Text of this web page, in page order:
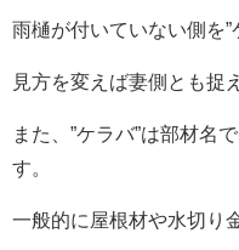
雨樋が付いていない側を”
見方を変えば妻側とも捉
また、”ケラバ”は部材名
す。
一般的に屋根材や水切り